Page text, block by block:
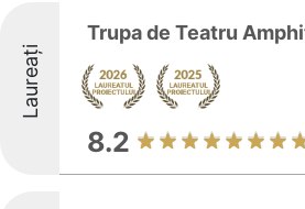
Laureați
Trupa de Teatru
8.2